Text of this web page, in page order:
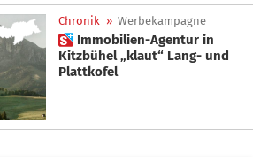
Chronik » Werbekampagne
 Immobilien-Agentur in
Kitzbühel „klaut“ Lang- und
Plattkofel